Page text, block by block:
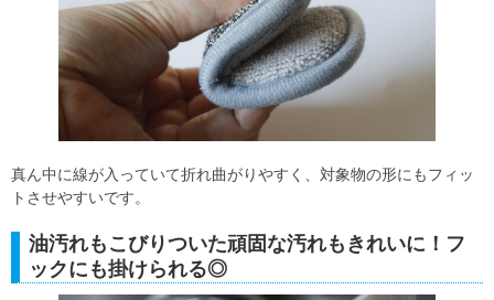
真ん中に線が入っていて折れ曲がりやすく、対象物の形にもフィッ
トさせやすいです。
油汚れもこびりついた頑固な汚れもきれいに！フ
ックにも掛けられる◎